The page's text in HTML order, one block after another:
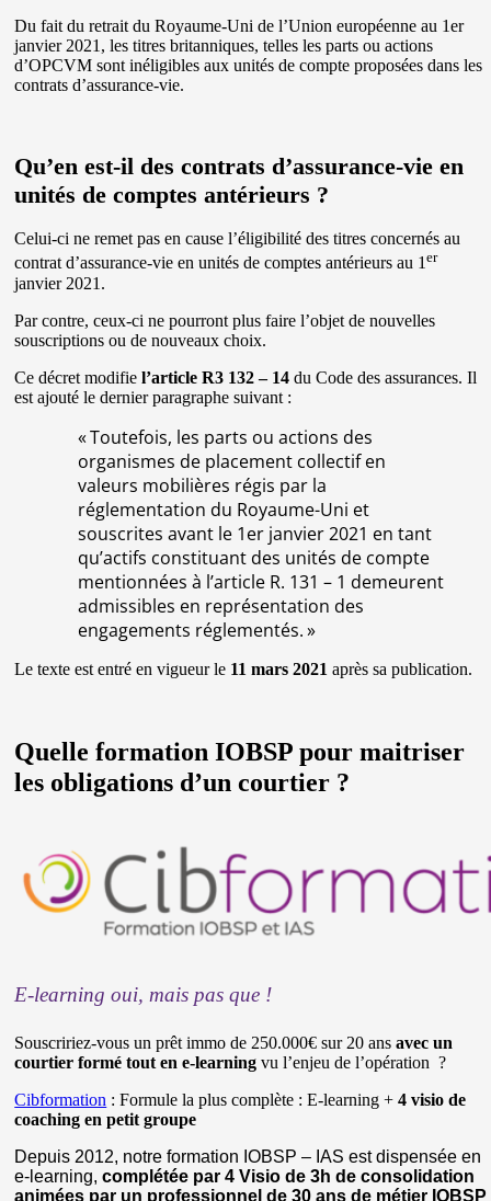
Du fait du retrait du Royaume-Uni de l’Union européenne au 1er
janvier 2021, les titres britanniques, telles les parts ou actions
d’OPCVM sont inéligibles aux unités de compte proposées dans les
contrats d’assurance-vie.
Qu’en est-il des contrats d’assurance-vie en
unités de comptes antérieurs ?
Celui-ci ne remet pas en cause l’éligibilité des titres concernés au
contrat d’assurance-vie en unités de comptes antérieurs au 1er
janvier 2021.
Par contre, ceux-ci ne pourront plus faire l’objet de nouvelles
souscriptions ou de nouveaux choix.
Ce décret modifiel’article R3 132 – 14 du Code des assurances. Il
est ajouté le dernier paragraphe suivant :
« Toutefois, les parts ou actions des
organismes de placement collectif en
valeurs mobilières régis par la
réglementation du Royaume-Uni et
souscrites avant le 1er janvier 2021 en tant
qu’actifs constituant des unités de compte
mentionnées à l’article R. 131 – 1 demeurent
admissibles en représentation des
engagements réglementés. »
Le texte est entré en vigueur le 11 mars 2021après sa publication.
Quelle formation IOBSP pour maitriser
les obligations d’un courtier ?
E-learning oui, mais pas que !
Souscririez-vous un prêt immo de 250.000€ sur 20 ansavec un
courtier formé tout en e-learning vu l’enjeu de l’opération ?
Cibformation : Formule la plus complète : E-learning + 4 visio de
coaching en petit groupe
Depuis 2012, notre formation IOBSP – IAS est dispensée en
e-learning,complétée par 4 Visio de 3h de consolidation
animées par un professionnel de 30 ans de métier IOBSP